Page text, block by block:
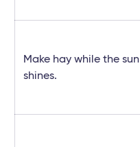
Make hay while the sun
shines.